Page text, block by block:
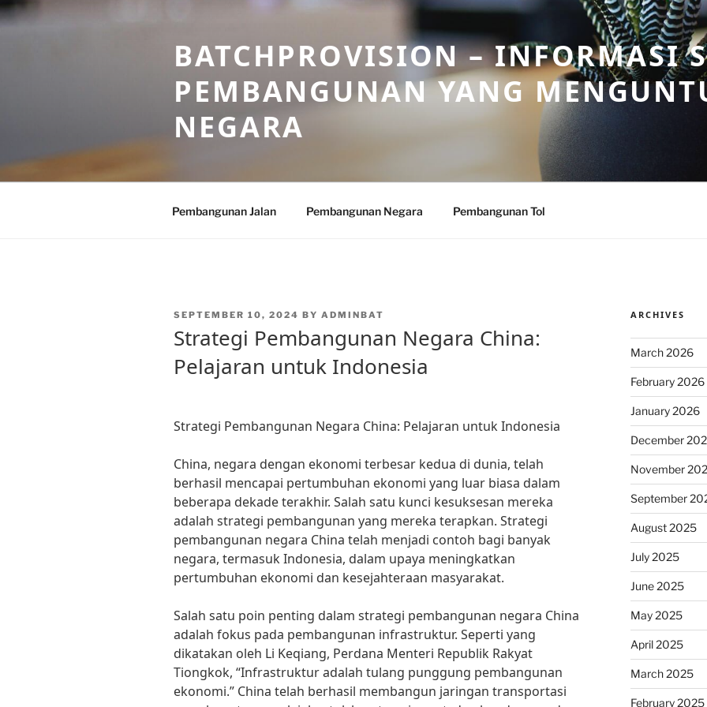
Skip
to
BATCHPROVISION – INFORMASI
PEMBANGUNAN YANG
NEGARA
Pembangunan Jalan Pembangunan Negara Pembangunan Tol
POSTED
SEPTEMBER 10, 2024 BY ADMINBAT
Strategi Pembangunan Negara China:
Pelajaran untuk Indonesia
Strategi Pembangunan Negara China: Pelajaran untuk Indonesia
China, negara dengan ekonomi terbesar kedua di dunia, telah
berhasil mencapai pertumbuhan ekonomi yang luar biasa dalam
beberapa dekade terakhir. Salah satu kunci kesuksesan mereka
adalah strategi pembangunan yang mereka terapkan. Strategi
pembangunan negara China telah menjadi contoh bagi banyak
negara, termasuk Indonesia, dalam upaya meningkatkan
pertumbuhan ekonomi dan kesejahteraan masyarakat.
Salah satu poin penting dalam strategi pembangunan negara China
adalah fokus pada pembangunan infrastruktur. Seperti yang
dikatakan oleh Li Keqiang, Perdana Menteri Republik Rakyat
Tiongkok, “Infrastruktur adalah tulang punggung pembangunan
ekonomi.” China telah berhasil membangun jaringan transportasi
ARCHIVES
March 2026
February 2026
January 2026
December
November
September
August 2025
July 2025
June 2025
May 2025
April 2025
March 2025
February 2025